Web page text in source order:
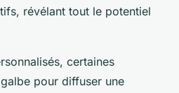
révélant tout le potentiel
certaines
pour diffuser une